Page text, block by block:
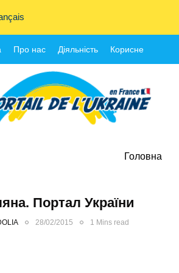
Про нас Діяльність Корисне
Головна
Портал України
28/02/2015 1 Mins read